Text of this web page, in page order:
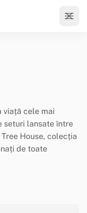
viață cele mai
seturi lansate între
House, colecția
de toate